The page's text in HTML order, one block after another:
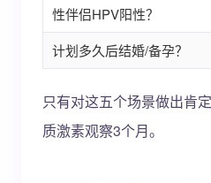
性伴侣HPV阳性？
计划多久后结婚/备孕？
只有对这五个场景做出肯
质激素观察3个月。